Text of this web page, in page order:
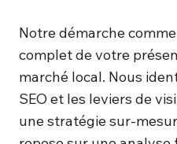
Notre démarche
complet de votre
marché local. Nous
SEO et les leviers de
une stratégie sur-